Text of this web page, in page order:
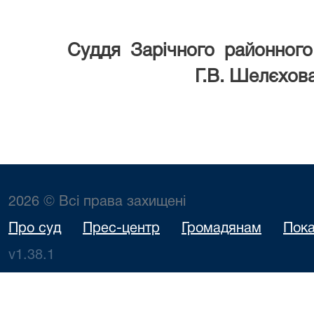
Суддя Зарічного
Г.В.
2026 © Всі права захищені
Про суд Прес-центр Громадянам
v1.38.1